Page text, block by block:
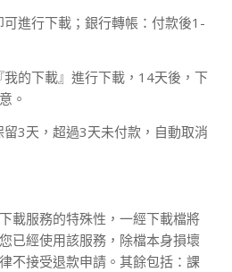
進行下載；銀行轉帳：付款後1-
的下載』進行下載，14天後，下
。
3天，超過3天未付款，自動取消
載服務的特殊性，一經下載檔將
已經使用該服務，除檔本身損壞
不接受退款申請。其餘包括：課